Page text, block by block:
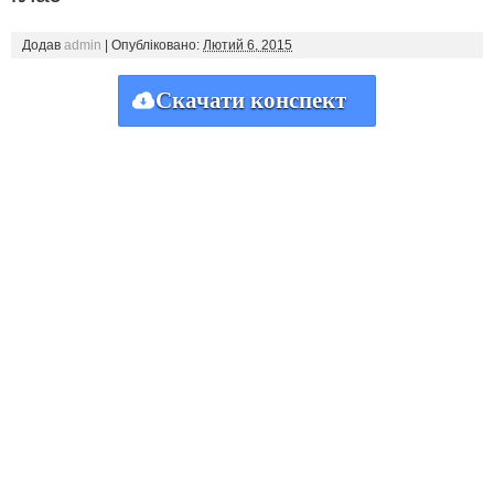
Додав admin Опубліковано: Лютий 6, 2015
Скачати конспект